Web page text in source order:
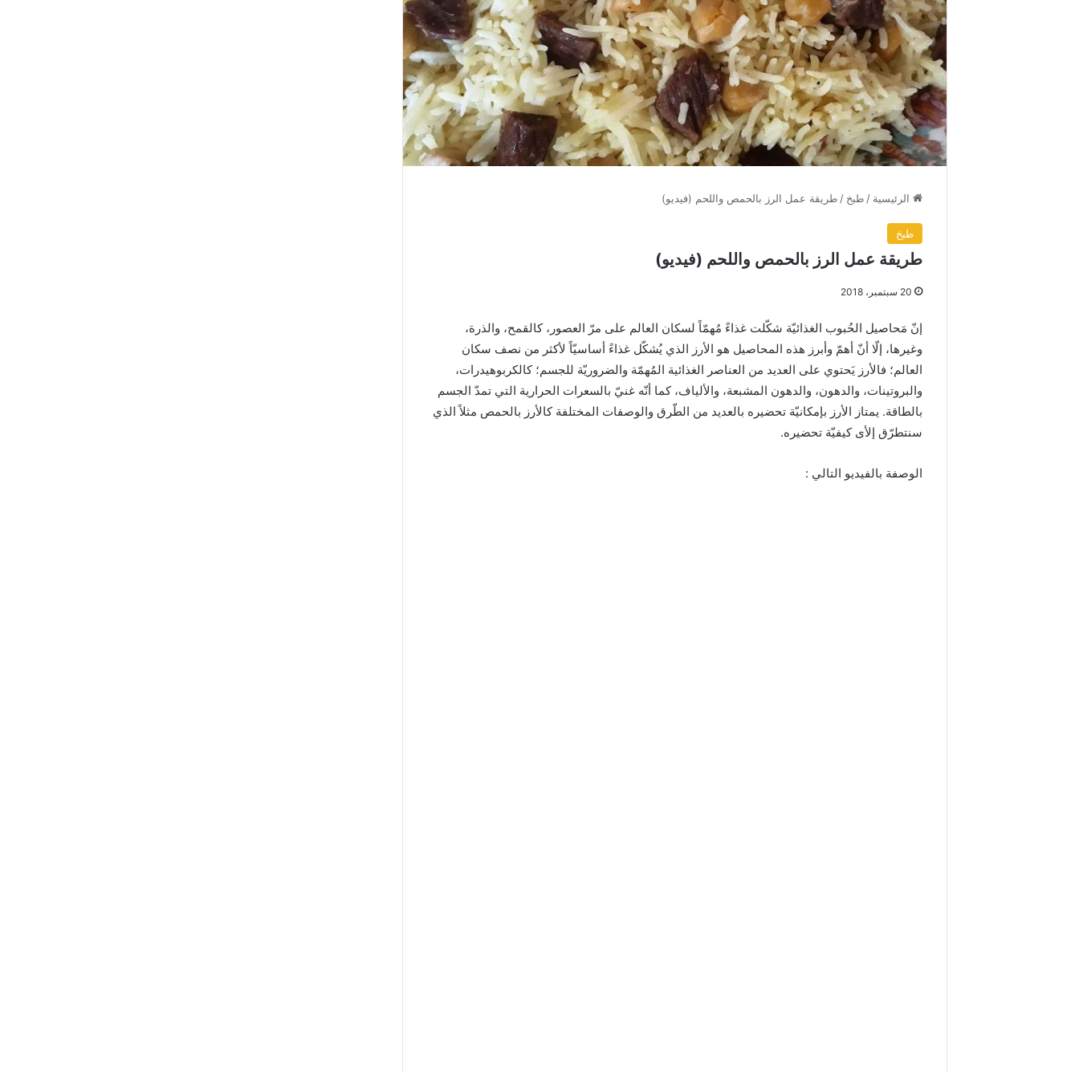
الرئيسية / طبخ / طريقة عمل الرز بالحمص واللحم (فيديو)
طبخ
طريقة عمل الرز بالحمص واللحم (فيديو)
20 سبتمبر، 2018
إنّ مَحاصيل الحُبوب الغذائيّة شكّلت غذاءً مُهمّاً لسكان العالم على مرّ العصور، كالقمح، والذرة،
وغيرها، إلّا أنّ أهمّ وأبرز هذه المحاصيل هو الأرز الذي يُشكّل غذاءً أساسيّاً لأكثر من نصف سكان
العالم؛ فالأرز يَحتوي على العديد من العناصر الغذائية المُهمّة والضروريّة للجسم؛ كالكربوهيدرات،
والبروتينات، والدهون، والدهون المشبعة، والألياف، كما أنّه غنيّ بالسعرات الحرارية التي تمدّ الجسم
بالطاقة. يمتاز الأرز بإمكانيّة تحضيره بالعديد من الطّرق والوصفات المختلفة كالأرز بالحمص مثلاً الذي
سنتطرّق إلأى كيفيّة تحضيره.
الوصفة بالفيديو التالي :